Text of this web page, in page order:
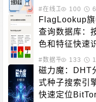
质量与CDN分
#在线工具 100
FlagLookup旗
查询数据库：
色和特征快速
世界各国旗帜
#数据平台 #图标获
133
磁力魔：DHT
式种子搜索引
快速定位